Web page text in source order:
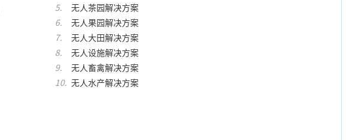
无人茶园解决方案
无人果园解决方案
无人大田解决方案
无人设施解决方案
无人畜禽解决方案
无人水产解决方案